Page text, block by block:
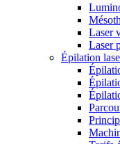
Laser
Laser
Épilation